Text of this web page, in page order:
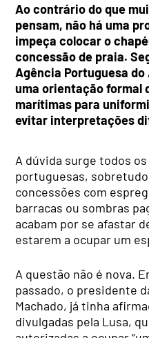
Ao contrário do que
pensam, não há uma
impeça colocar o
concessão de praia.
Agência Portuguesa
uma orientação formal
marítimas para
evitar interpretações
A dúvida surge todos
portuguesas,
concessões com
barracas ou sombras
acabam por se afastar
estarem a ocupar um
A questão não é nova.
passado, o presidente
Machado, já tinha
divulgadas pela Lusa,